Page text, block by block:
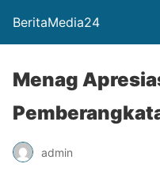
BeritaMedia24
Menag
admin